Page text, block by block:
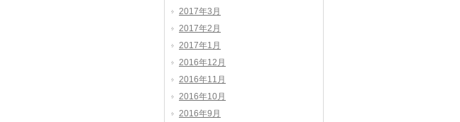
2017年3月
2017年2月
2017年1月
2016年12月
2016年11月
2016年10月
2016年9月